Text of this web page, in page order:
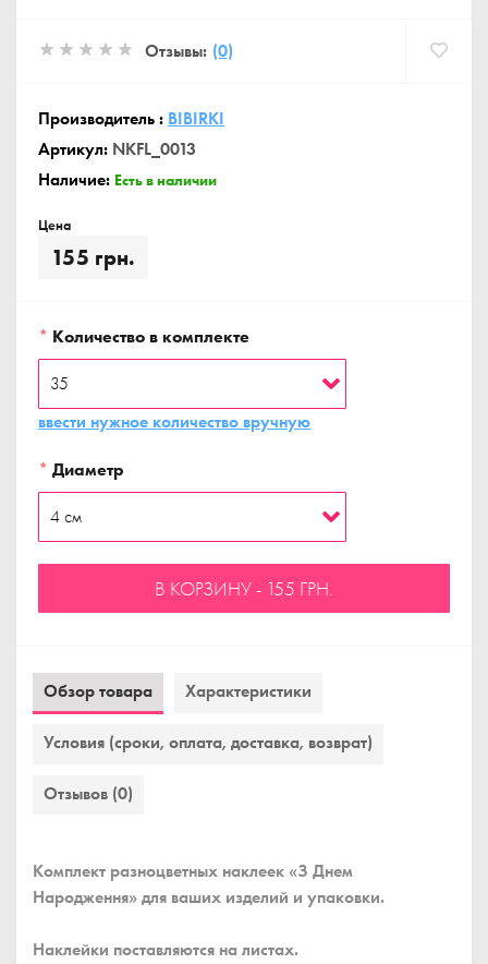
Отзывы: (0)
Производитель : BIBIRKI
Артикул: NKFL_0013
Наличие: Есть в наличии
Цена
155 грн.
* Количество в комплекте
ввести нужное количество вручную
* Диаметр
В КОРЗИНУ - 155 ГРН.
Обзор товара Характеристики
Условия (сроки, оплата, доставка, возврат)
Отзывов (0)
Комплект разноцветных наклеек «З Днем
Народження» для ваших изделий и упаковки.
Наклейки поставляются на листах.